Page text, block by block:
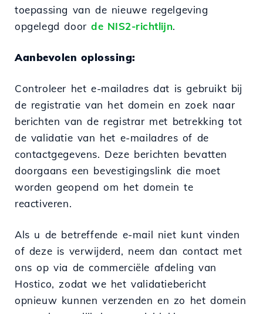
toepassing van de nieuwe regelgeving
opgelegd doorde NIS2-richtlijn.
Aanbevolen oplossing:
Controleer het e-mailadres dat is gebruikt bij
de registratie van het domein en zoek naar
berichten van de registrar met betrekking tot
de validatie van het e-mailadres of de
contactgegevens. Deze berichten bevatten
doorgaans een bevestigingslink die moet
worden geopend om het domein te
reactiveren.
Als u de betreffende e-mail niet kunt vinden
of deze is verwijderd, neem dan contact met
ons op via de commerciële afdeling van
Hostico, zodat we het validatiebericht
opnieuw kunnen verzenden en zo het domein